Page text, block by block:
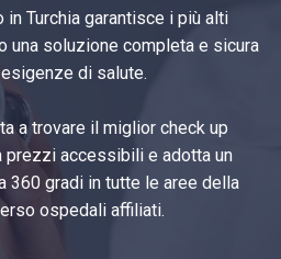
Turchia garantisce i più alti
una soluzione completa e sicura
di salute.
a trovare il miglior check up
prezzi accessibili e adotta un
360 gradi in tutte le aree della
ospedali affiliati.